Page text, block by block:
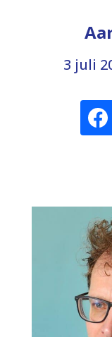
3 juli